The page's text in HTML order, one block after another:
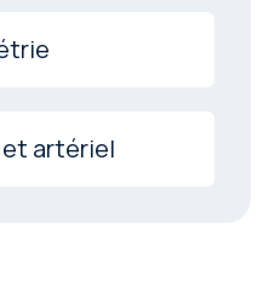
et artériel